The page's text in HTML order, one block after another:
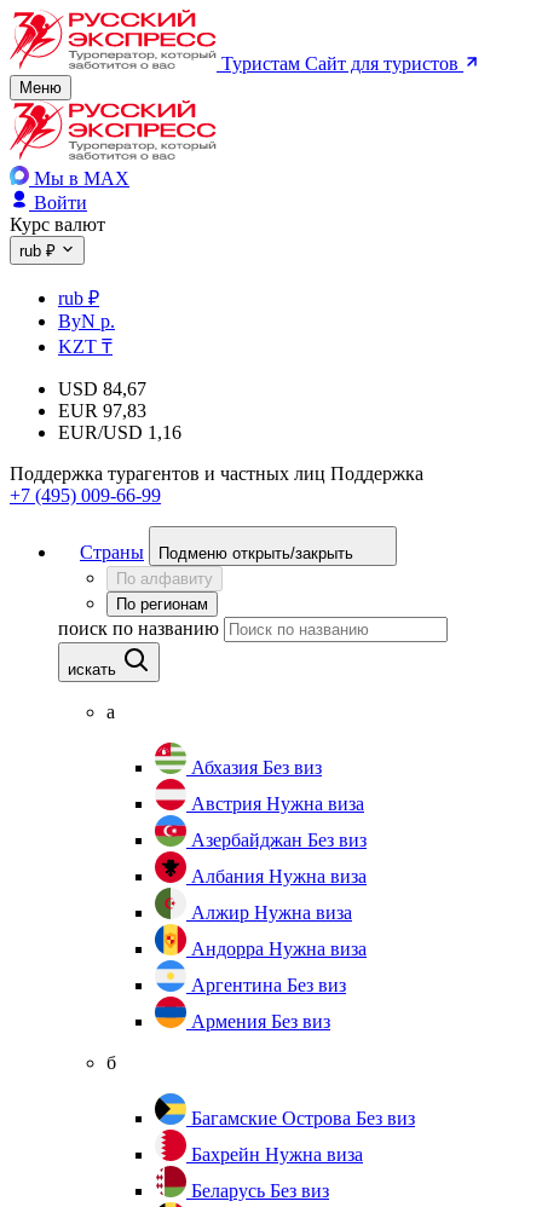
Туристам Сайт для туристов
Меню
Мы в MAX
Войти
Курс валют
rub ₽
rub ₽
ByN р.
KZT ₸
USD 84,67
EUR 97,83
EUR/USD 1,16
Поддержка турагентов и частных лиц Поддержка
+7 (495) 009-66-99
Страны
Подменю открыть/закрыть
По алфавиту
По регионам
поиск по названию
искать
а
Абхазия Без виз
Австрия Нужна виза
Азербайджан Без виз
Албания Нужна виза
Алжир Нужна виза
Андорра Нужна виза
Аргентина Без виз
Армения Без виз
б
Багамские Острова Без виз
Бахрейн Нужна виза
Беларусь Без виз